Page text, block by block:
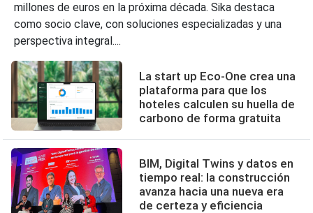
millones de euros en la próxima década. Sika destaca
como socio clave, con soluciones especializadas y una
perspectiva integral....
La start up Eco-One crea una
plataforma para que los
hoteles calculen su huella de
carbono de forma gratuita
BIM, Digital Twins y datos en
tiempo real: la construcción
avanza hacia una nueva era
de certeza y eficiencia